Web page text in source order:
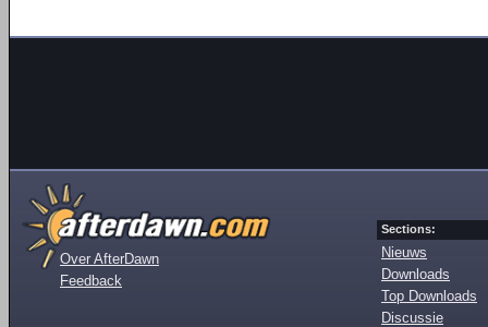
Over AfterDawn
Feedback
Sections:
Nieuws
Downloads
Top Downloads
Discussie